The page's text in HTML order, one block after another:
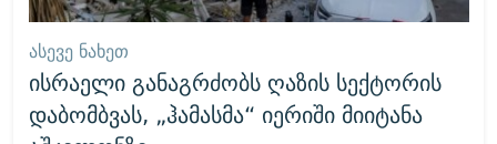
ᲐᲡᲔᲕᲔ ᲜᲐᲮᲔᲗ
ისრაელი განაგრძობს ღაზის სექტორის
დაბომბვას, „ჰამასმა“ იერიში მიიტანა